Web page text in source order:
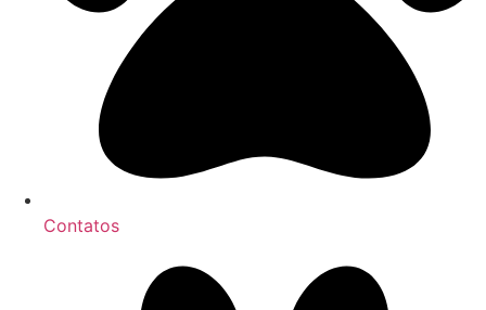
Contatos